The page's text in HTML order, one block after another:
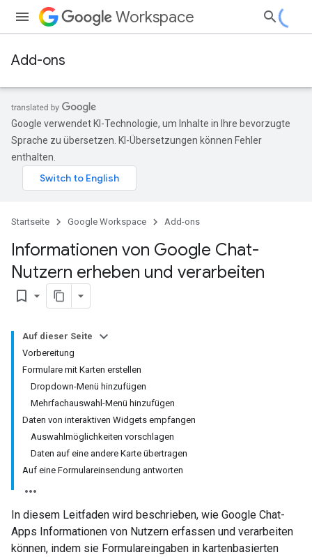
Workspace
Add-ons
Google verwendet KI-Technologie, um Inhalte in Ihre bevorzugte
Sprache zu übersetzen. KI-Übersetzungen können Fehler
enthalten.
Startseite Google Workspace Add-ons
Informationen von Google Chat-
Nutzern erheben und verarbeiten
bookmark_border
Auf dieser Seite
Vorbereitung
Formulare mit Karten erstellen
Dropdown-Menü hinzufügen
Mehrfachauswahl-Menü hinzufügen
Daten von interaktiven Widgets empfangen
Auswahlmöglichkeiten vorschlagen
Daten auf eine andere Karte übertragen
Auf eine Formulareinsendung antworten
In diesem Leitfaden wird beschrieben, wie Google Chat-
Apps Informationen von Nutzern erfassen und verarbeiten
können, indem sie Formulareingaben in kartenbasierten